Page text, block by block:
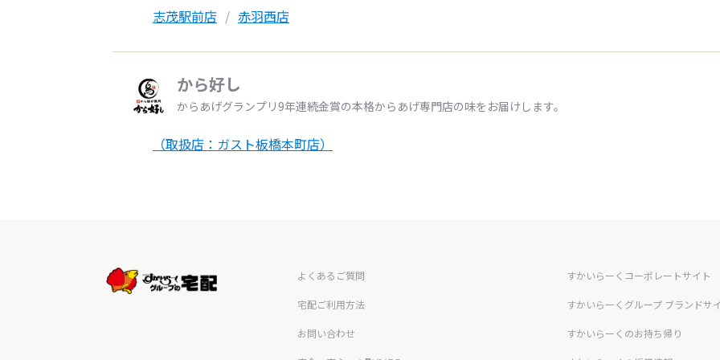
志茂駅前店 赤羽西店
から好し
からあげグランプリ9年連続金賞の本格からあげ専門店の味をお届けします。
（取扱店：ガスト板橋本町店）
よくあるご質問
宅配ご利用方法
お問い合わせ
すかいらーくコーポレートサイト
すかいらーくグループ ブランドサ
すかいらーくのお持ち帰り